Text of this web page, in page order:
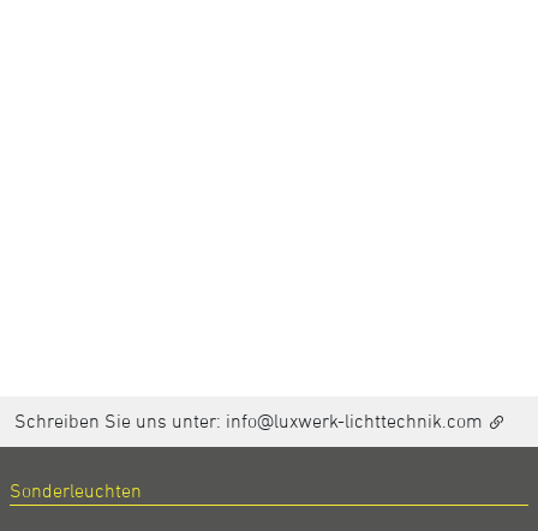
Schreiben Sie uns unter: info@luxwerk-lichttechnik.com
Sonderleuchten